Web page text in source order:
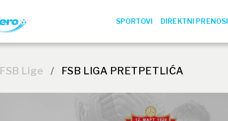
SPORTOVI DIREKTNI PRENOSI
FSB Lige / FSB LIGA PRETPETLIĆA